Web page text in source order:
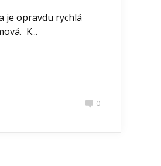
je opravdu rychlá
K...
0